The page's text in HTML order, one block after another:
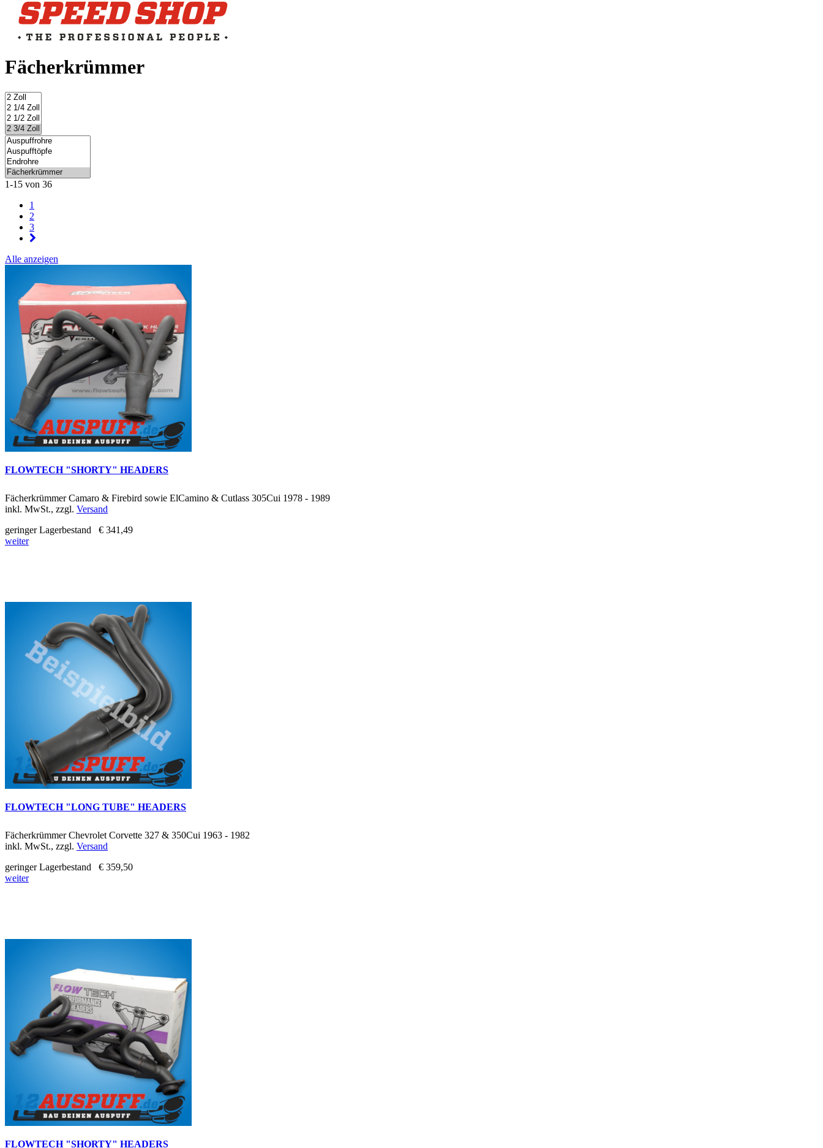
Fächerkrümmer
1-15 von 36
1
2
3
Alle anzeigen
FLOWTECH "SHORTY" HEADERS
Fächerkrümmer Camaro & Firebird sowie ElCamino & Cutlass 305Cui 1978 - 1989
inkl. MwSt., zzgl. Versand
geringer Lagerbestand
€ 341,49
weiter
FLOWTECH "LONG TUBE" HEADERS
Fächerkrümmer Chevrolet Corvette 327 & 350Cui 1963 - 1982
inkl. MwSt., zzgl. Versand
geringer Lagerbestand
€ 359,50
weiter
FLOWTECH "SHORTY" HEADERS